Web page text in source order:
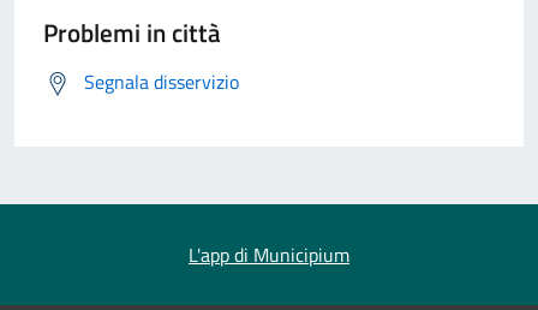
Problemi in città
Segnala disservizio
L'app di Municipium